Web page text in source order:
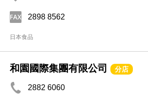
2898 8562
日本食品
和園國際集團有限公司 分店
2882 6060